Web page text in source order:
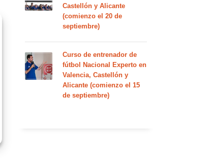
Castellón y Alicante
(comienzo el 20 de
septiembre)
Curso de entrenador de
fútbol Nacional Experto en
Valencia, Castellón y
Alicante (comienzo el 15
de septiembre)